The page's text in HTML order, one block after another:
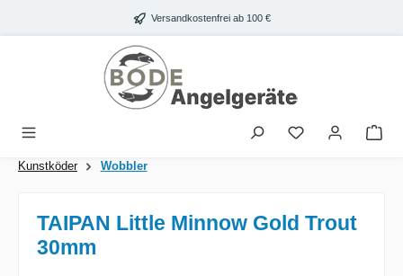
Zum Hauptinhalt springen Versandkostenfrei ab 100 €
Kunstköder Wobbler
TAIPAN Little Minnow Gold Trout
30mm